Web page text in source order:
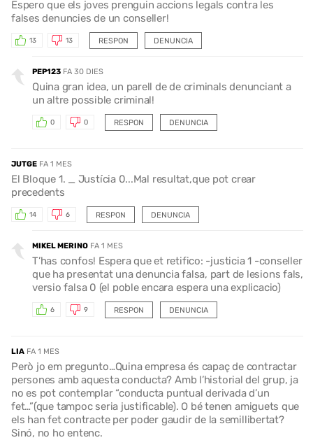
Espero que els joves prenguin accions legals contra les
falses denuncies de un conseller!
RESPON
13 13 DENUNCIA
PEP123 FA 30 DIES
Quina gran idea, un parell de de criminals denunciant a
un altre possible criminal!
RESPON
0 0 DENUNCIA
JUTGE FA 1 MES
El Bloque 1. _ Justícia 0...Mal resultat,que pot crear
precedents
RESPON
14 6 DENUNCIA
MIKEL MERINO FA 1 MES
T’has confos! Espera que et retifico: -justicia 1 -conseller
que ha presentat una denuncia falsa, part de lesions fals,
versio falsa 0 (el poble encara espera una explicacio)
RESPON
6 9 DENUNCIA
LIA FA 1 MES
Però jo em pregunto…Quina empresa és capaç de contractar
persones amb aquesta conducta? Amb l’historial del grup, ja
no es pot contemplar “conducta puntual derivada d’un
fet…”(que tampoc seria justificable). O bé tenen amiguets que
els han fet contracte per poder gaudir de la semillibertat?
Sinó, no ho entenc.